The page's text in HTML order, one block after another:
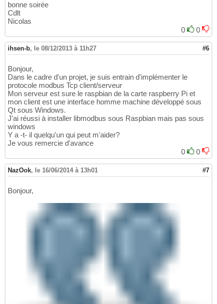
bonne soirée
Cdlt
Nicolas
0
0
ihsen-b, le 08/12/2013 à 11h27 #6
Bonjour,
Dans le cadre d'un projet, je suis entrain d'implémenter le
protocole modbus Tcp client/serveur
Mon serveur est sure le raspbian de la carte raspberry Pi et
mon client est une interface homme machine développé sous
Qt sous Windows.
J'ai réussi à installer libmodbus sous Raspbian mais pas sous
windows
Y a -t- il quelqu'un qui peut m'aider?
Je vous remercie d'avance
0
0
NazOok, le 16/06/2014 à 13h01 #7
Bonjour,